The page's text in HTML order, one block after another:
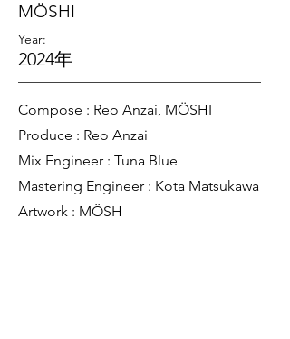
MÖSHI
Year:
2024年
Compose : Reo Anzai, MÖSHI
Produce : Reo Anzai
Mix Engineer : Tuna Blue
Mastering Engineer : Kota Matsukawa
Artwork : MÖSH